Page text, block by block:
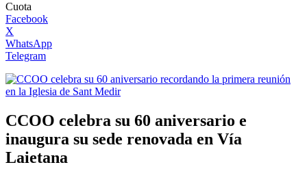
Cuota
Facebook
X
WhatsApp
Telegram
CCOO celebra su 60 aniversario e
inaugura su sede renovada en Vía
Laietana